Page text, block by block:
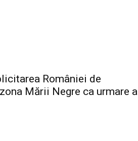
României de
Mării Negre ca urmare a